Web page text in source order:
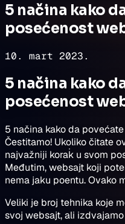
5 načina kako
posećenost
10. mart 2023.
5 načina kako
posećenost
5 načina kako da
Čestitamo! Ukoliko čitate
najvažniji korak u svom
Međutim, websajt koji
nema jaku poentu. Ovako
Veliki je broj tehnika koje
svoj websajt, ali